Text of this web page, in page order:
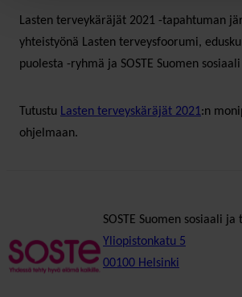
Lasten terveykäräjät 2021 -tapahtuman
yhteistyönä Lasten terveysfoorumi,
puolesta -ryhmä ja SOSTE Suomen
Tutustu Lasten terveyskäräjät 2021:n
ohjelmaan.
SOSTE Suomen sosiaali ja
Yliopistonkatu 5
00100 Helsinki